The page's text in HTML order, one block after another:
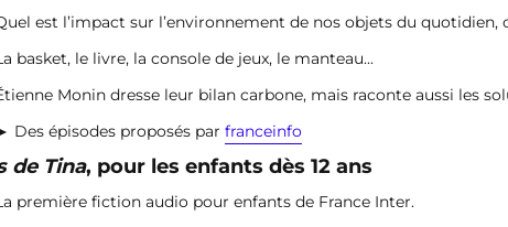
est l’impact sur l’environnement de nos objets du quotidien,
basket, le livre, la console de jeux, le manteau...
Monin dresse leur bilan carbone, mais raconte aussi les
Des épisodes proposés par franceinfo
de Tina, pour les enfants dès 12 ans
première fiction audio pour enfants de France Inter.